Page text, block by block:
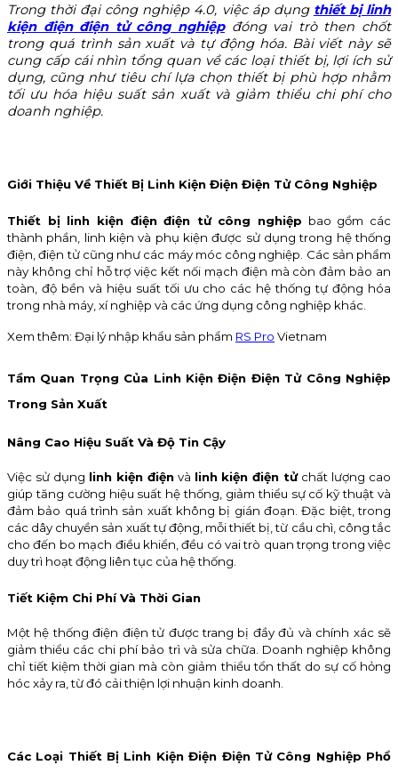
Trong thời đại công nghiệp 4.0, việc áp dụng thiết bị linh
kiện điện điện tử công nghiệpđóng vai trò then chốt
trong quá trình sản xuất và tự động hóa. Bài viết này sẽ
cung cấp cái nhìn tổng quan về các loại thiết bị, lợi ích sử
dụng, cũng như tiêu chí lựa chọn thiết bị phù hợp nhằm
tối ưu hóa hiệu suất sản xuất và giảm thiểu chi phí cho
doanh nghiệp.
Giới Thiệu Về Thiết Bị Linh Kiện Điện Điện Tử Công Nghiệp
Thiết bị linh kiện điện điện tử công nghiệp bao gồm các
thành phần, linh kiện và phụ kiện được sử dụng trong hệ thống
điện, điện tử cũng như các máy móc công nghiệp. Các sản phẩm
này không chỉ hỗ trợ việc kết nối mạch điện mà còn đảm bảo an
toàn, độ bền và hiệu suất tối ưu cho các hệ thống tự động hóa
trong nhà máy, xí nghiệp và các ứng dụng công nghiệp khác.
Xem thêm: Đại lý nhập khẩu sản phẩm RS Pro Vietnam
Tầm Quan Trọng Của Linh Kiện Điện Điện Tử Công Nghiệp
Trong Sản Xuất
Nâng Cao Hiệu Suất Và Độ Tin Cậy
Việc sử dụng linh kiện điệnvà linh kiện điện tửchất lượng cao
giúp tăng cường hiệu suất hệ thống, giảm thiểu sự cố kỹ thuật và
đảm bảo quá trình sản xuất không bị gián đoạn. Đặc biệt, trong
các dây chuyền sản xuất tự động, mỗi thiết bị, từ cầu chì, công tắc
cho đến bo mạch điều khiển, đều có vai trò quan trọng trong việc
duy trì hoạt động liên tục của hệ thống.
Tiết Kiệm Chi Phí Và Thời Gian
Một hệ thống điện điện tử được trang bị đầy đủ và chính xác sẽ
giảm thiểu các chi phí bảo trì và sửa chữa. Doanh nghiệp không
chỉ tiết kiệm thời gian mà còn giảm thiểu tổn thất do sự cố hỏng
hóc xảy ra, từ đó cải thiện lợi nhuận kinh doanh.
Các Loại Thiết Bị Linh Kiện Điện Điện Tử Công Nghiệp Phổ